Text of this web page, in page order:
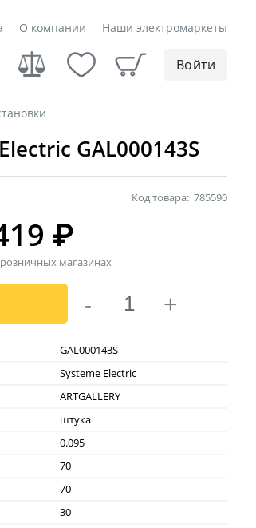
О компании Наши электромаркеты
Войти
GAL000143S
Код товара: 785590
₽
магазинах
- +
GAL000143S
Systeme Electric
ARTGALLERY
штука
0.095
70
70
30